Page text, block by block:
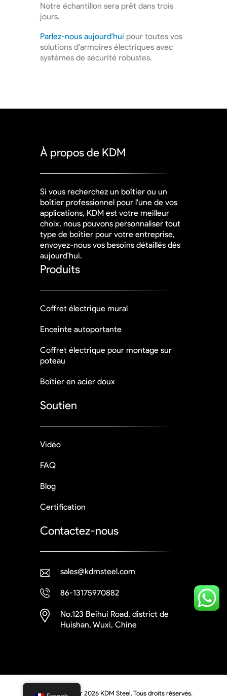
Notre échantillon sera prêt dans trois
jours.
Parlez-nous aujourd'hui pour toutes vos
solutions d'armoires électriques avec
systèmes de sécurité robustes.
À propos de KDM
Si vous recherchez un boîtier ou un
boîtier professionnel pour l'une de vos
applications, KDM est votre meilleur
choix, nous pouvons personnaliser tout
type de boîtier pour votre entreprise,
envoyez-nous vos besoins détaillés dès
aujourd'hui.
Produits
Coffret électrique mural
Enceinte autoportante
Coffret électrique pour montage sur
poteau
Boîtier en acier doux
Soutien
Vidéo
FAQ
Blog
Certification
Contactez-nous
sales@kdmsteel.com
86-13175970882
No.123 Beihui Road, district de
Huishan, Wuxi, Chine
© Droits d'auteur 2026 KDM Steel. Tous droits réservés.